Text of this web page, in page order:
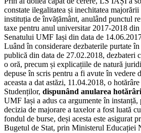
constate ilegalitatea și inechitatea
instituția de învățământ, anulând punctul
taxe pentru anul universitar 2017-2018
Senatului UMF Iași din data de
Luând în considerare dezbaterile purtate
publică din data de 27.02.2018, dezbateri
o oră, precum și explicațiile de natură
depuse în scris pentru a fi avute în vedere
aceasta a dat astăzi, 11.04.2018, o
Studenților, dispunând anularea
UMF Iași a adus ca argumente în
decizia de majorare a taxelor a fost luată
fondul de burse, deși acesta este asigurat
Bugetul de Stat, prin Ministerul Educației